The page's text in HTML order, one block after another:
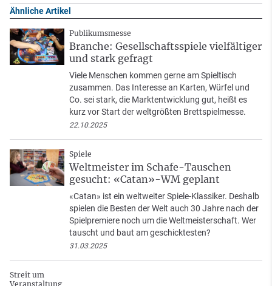
Ähnliche Artikel
Publikumsmesse
Branche: Gesellschaftsspiele vielfältiger
und stark gefragt
Viele Menschen kommen gerne am Spieltisch
zusammen. Das Interesse an Karten, Würfel und
Co. sei stark, die Marktentwicklung gut, heißt es
kurz vor Start der weltgrößten Brettspielmesse.
22.10.2025
Spiele
Weltmeister im Schafe-Tauschen
gesucht: «Catan»-WM geplant
«Catan» ist ein weltweiter Spiele-Klassiker. Deshalb
spielen die Besten der Welt auch 30 Jahre nach der
Spielpremiere noch um die Weltmeisterschaft. Wer
tauscht und baut am geschicktesten?
31.03.2025
Streit um
Veranstaltung